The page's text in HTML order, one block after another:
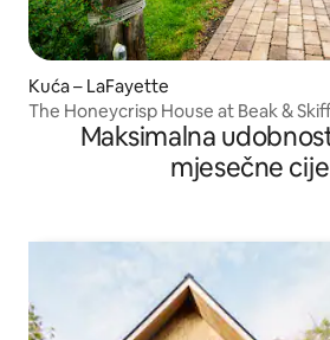
Kuća – LaFayette
The Honeycrisp House at Beak &
Maksimalna
mjesečne